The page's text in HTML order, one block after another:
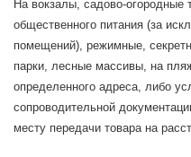
На вокзалы, садово-огородные
общественного питания (за
помещений), режимные,
парки, лесные массивы, на
определенного адреса, либо
сопроводительной
месту передачи товара на